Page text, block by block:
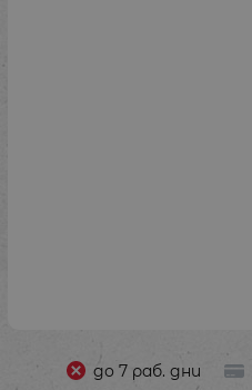
до 7 раб. дни